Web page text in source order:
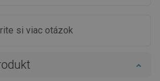
si viac otázok